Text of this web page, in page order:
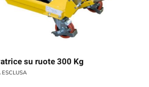
su ruote 300 Kg
ESCLUSA